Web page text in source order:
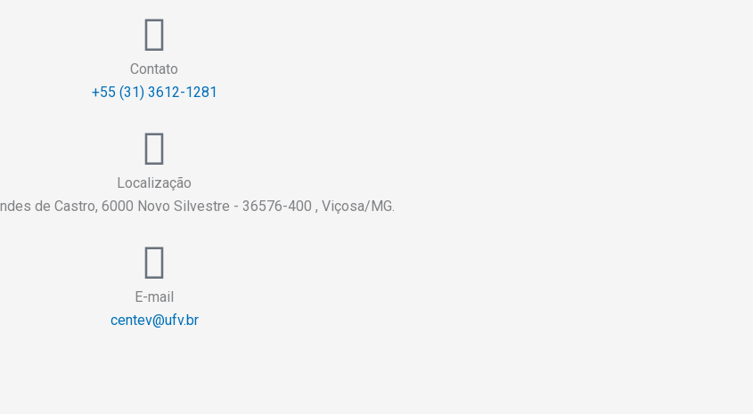
Contato
+55 (31) 3612-1281
Localização
de Castro, 6000 Novo Silvestre - 36576-400 , Viçosa/MG.
E-mail
centev@ufv.br